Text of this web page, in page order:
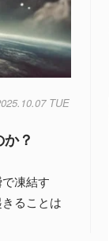
TUE
？
凍結す
ることは